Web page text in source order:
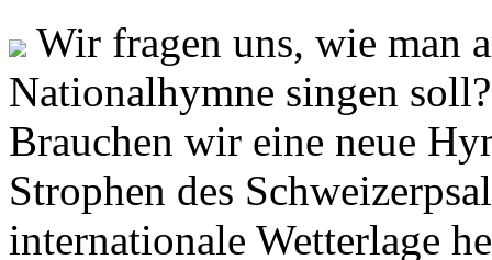
Wir fragen uns, wie man
Nationalhymne singen
Brauchen wir eine neue
Strophen des
internationale Wetterlage